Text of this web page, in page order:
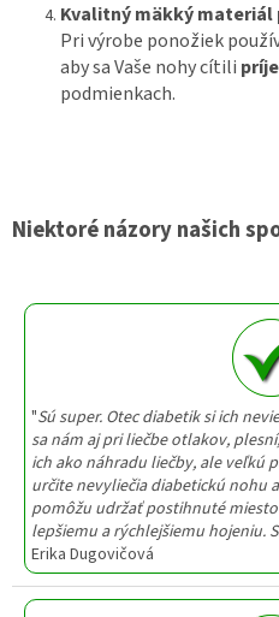
Kvalitný mäkký materiál
Pri výrobe ponožiek
aby sa Vaše nohy cítili
podmienkach.
Niektoré názory našich
"Sú super. Otec diabetik si ich
sa nám aj pri liečbe otlakov,
ich ako náhradu liečby, ale veľkú
určite nevyliečia diabetickú nohu
pomôžu udržať postihnuté
lepšiemu a rýchlejšiemu hojeniu.
Erika Dugovičová